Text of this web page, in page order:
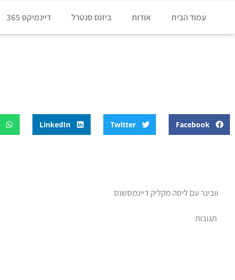
עמוד הבית אודות ביזנס סנטרל דיינמיקס 365
Facebook
Twitter
LinkedIn
וובינר עם ליסה מקליק דיינמסשנס
תגובות